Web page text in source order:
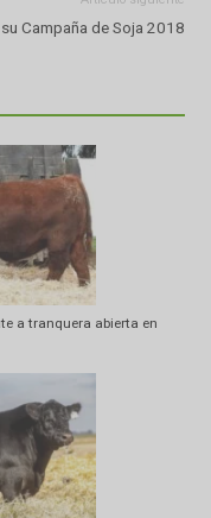
Nidera lanzó su Campaña